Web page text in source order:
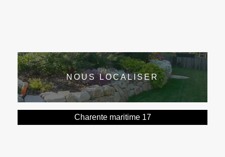
NOUS LOCALISER
Charente maritime 17